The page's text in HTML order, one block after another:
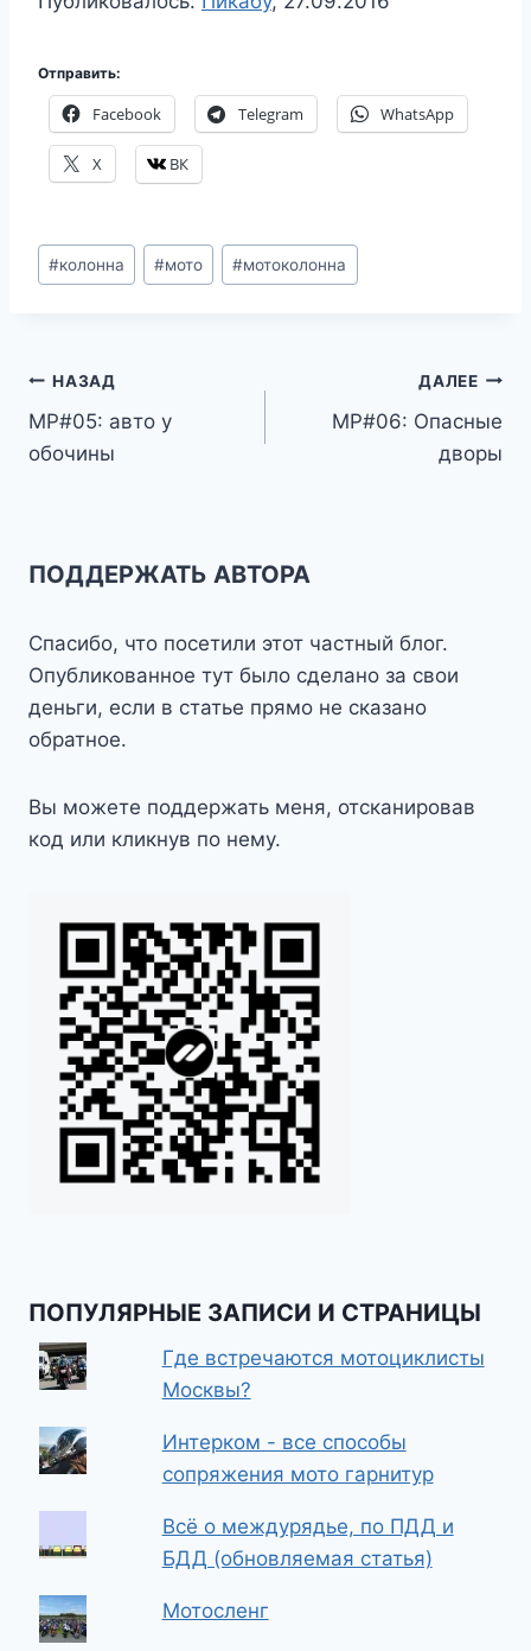
Отправить:
Facebook Telegram WhatsApp
X ВК
Метки
записи:
#колонна #мото #мотоколонна
Навигация
по
НАЗАД
МР#05: авто у
обочины
ДАЛЕЕ
МР#06: Опасные
дворы
ПОДДЕРЖАТЬ АВТОРА
Спасибо, что посетили этот частный блог.
Опубликованное тут было сделано за свои
деньги, если в статье прямо не сказано
обратное.
Вы можете поддержать меня, отсканировав
код или кликнув по нему.
ПОПУЛЯРНЫЕ ЗАПИСИ И СТРАНИЦЫ
Где встречаются мотоциклисты
Москвы?
Интерком - все способы
сопряжения мото гарнитур
Всё о междурядье, по ПДД и
БДД (обновляемая статья)
Мотосленг